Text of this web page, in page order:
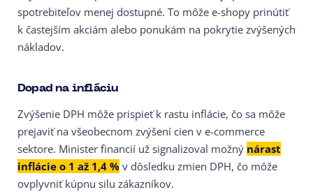
spotrebiteľov menej dostupné. To môže e-shopy prinútiť
k častejším akciám alebo ponukám na pokrytie zvýšených
nákladov.
Dopad na infláciu
Zvýšenie DPH môže prispieť k rastu inflácie, čo sa môže
prejaviť na všeobecnom zvýšení cien v e-commerce
sektore. Minister financií už signalizoval možný nárast
inflácie o 1 až 1,4 % v dôsledku zmien DPH, čo môže
ovplyvniť kúpnu silu zákazníkov.